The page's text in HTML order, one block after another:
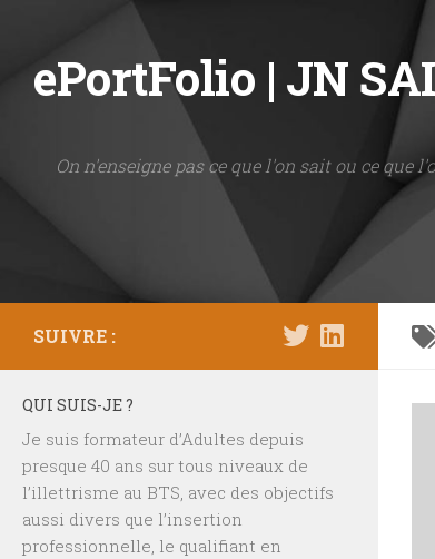
Skip to content
ePortFolio | JN
On n'enseigne pas ce que l'on sait ou ce que
SUIVRE :
QUI SUIS-JE ?
Je suis formateur d’Adultes depuis
presque 40 ans sur tous niveaux de
l’illettrisme au BTS, avec des objectifs
aussi divers que l’insertion
professionnelle, le qualifiant en